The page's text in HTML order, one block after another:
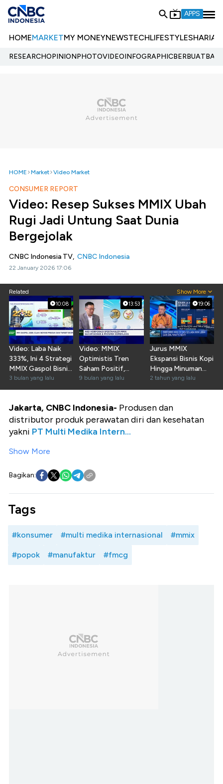
APPS
HOMEMARKETMY MONEYNEWSTECHLIFESTYLESHARIA
RESEARCHOPINIONPHOTOVIDEOINFOGRAPHIC
HOME Market Video Market
CONSUMER REPORT
Video: Resep Sukses MMIX Ubah
Rugi Jadi Untung Saat Dunia
Bergejolak
CNBC Indonesia TV, CNBC Indonesia
22 January 2026 17:06
Related Show More
10:08
Video: Laba Naik
333%, Ini 4 Strategi
MMIX Gaspol Bisnis
Popok - Tisu
3 bulan yang lalu
13:53
Video: MMIX
Optimistis Tren
Saham Positif,
Genjot Inovasi dan
Ekspansi
9 bulan yang lalu
19:06
Jurus MMIX
Ekspansi Bisnis Kopi
Hingga Minuman
Kesehatan
2 tahun yang lalu
Jakarta, CNBC Indonesia- Produsen dan
distributor produk perawatan diri dan kesehatan
yakni PT Multi Medika Intern...
Show More
Bagikan:
Tags
#konsumer #multi medika internasional #mmix
#popok #manufaktur #fmcg